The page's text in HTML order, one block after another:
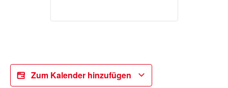
Zum Kalender hinzufügen